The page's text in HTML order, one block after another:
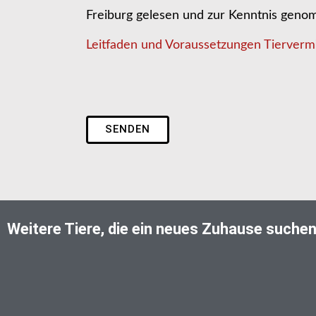
Freiburg gelesen und zur Kenntnis
Leitfaden und Voraussetzungen
SENDEN
Weitere Tiere, die ein neues Zuhause suchen